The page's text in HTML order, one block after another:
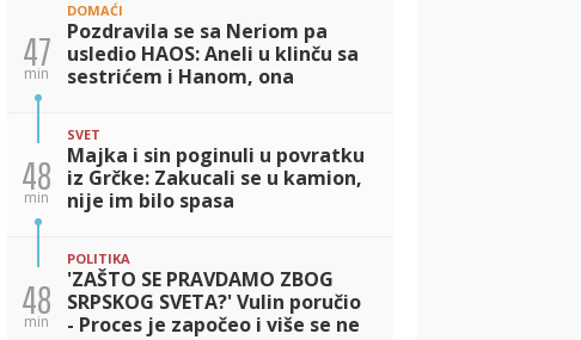
47
min
DOMAĆI
Pozdravila se sa Neriom pa
usledio HAOS: Aneli u klinču sa
sestrićem i Hanom, ona
48
min
SVET
Majka i sin poginuli u povratku
iz Grčke: Zakucali se u kamion,
nije im bilo spasa
48
min
POLITIKA
'ZAŠTO SE PRAVDAMO ZBOG
SRPSKOG SVETA?' Vulin poručio
- Proces je započeo i više se ne